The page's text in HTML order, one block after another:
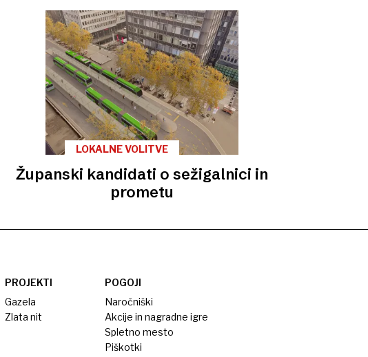
LOKALNE VOLITVE
Županski kandidati o sežigalnici in
prometu
PROJEKTI
Gazela
Zlata nit
POGOJI
Naročniški
Akcije in nagradne igre
Spletno mesto
Piškotki